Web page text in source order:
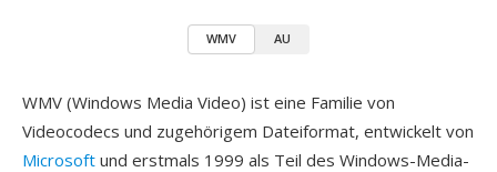
WMV AU
WMV (Windows Media Video) ist eine Familie von
Videocodecs und zugehörigem Dateiformat, entwickelt von
Microsoft und erstmals 1999 als Teil des Windows-Media-